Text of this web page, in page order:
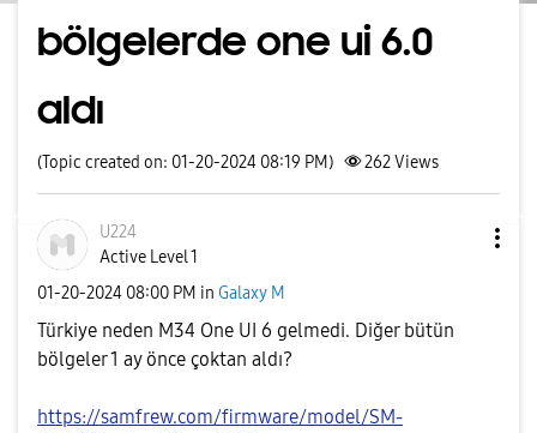
bölgelerde one ui 6.0
aldı
(Topic created on: 01-20-2024 08:19 PM) 262Views
U224
Active Level 1
‎01-20-2024 08:00 PM in Galaxy M
Türkiye neden M34 One UI 6 gelmedi. Diğer bütün
bölgeler 1 ay önce çoktan aldı?
https://samfrew.com/firmware/model/SM-